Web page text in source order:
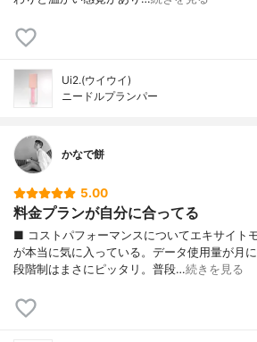
Ui2.(ウイウイ)
ニードルプランパー
かなで餅
5.00
料金プランが自分に合ってる
■ コストパフォーマンスについてエキサイト
が本当に気に入っている。データ使用量が月
段階制はまさにピッタリ。普段…続きを見る